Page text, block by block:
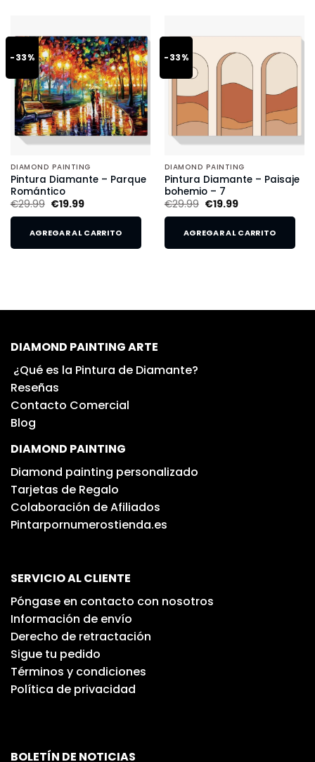
-33%
DIAMOND PAINTING
Pintura Diamante – Parque
Romántico
€29.99 €19.99
AGREGAR AL CARRITO
-33%
DIAMOND PAINTING
Pintura Diamante – Paisaje
bohemio – 7
€29.99 €19.99
AGREGAR AL CARRITO
DIAMOND PAINTING ARTE
¿Qué es la Pintura de Diamante?
Reseñas
Contacto Comercial
Blog
DIAMOND PAINTING
Diamond painting personalizado
Tarjetas de Regalo
Colaboración de Afiliados
Pintarpornumerostienda.es
SERVICIO AL CLIENTE
Póngase en contacto con nosotros
Información de envío
Derecho de retractación
Sigue tu pedido
Términos y condiciones
Política de privacidad
BOLETÍN DE NOTICIAS